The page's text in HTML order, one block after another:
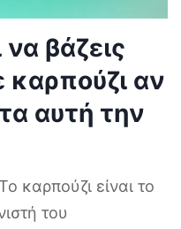
να βάζεις
καρπούζι αν
αυτή την
καρπούζι είναι το
του